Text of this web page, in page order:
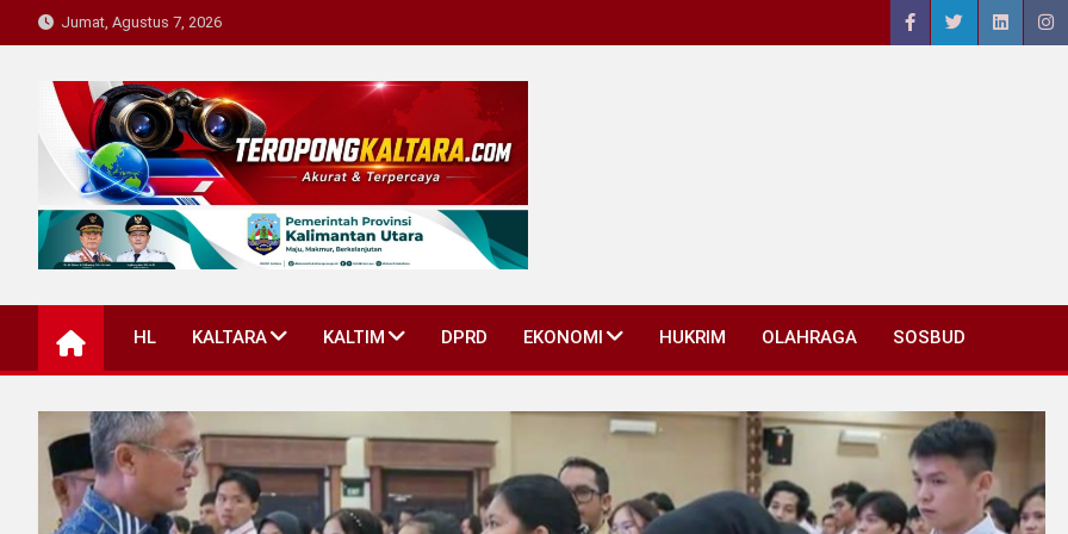
to
Jumat, Agustus 7, 2026
Teropong Kaltara
HL KALTARA KALTIM DPRD EKONOMI HUKRIM OLAHRAGA SOSBUD